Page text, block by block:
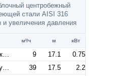
центробежный
стали AISI 316
увеличения давления
м³/ч м кВт
9 17.1
0.75
39 17.5
2.2